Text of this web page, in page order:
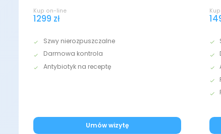
Kup on-line
1299 zł
Szwy nierozpuszczalne
Darmowa kontrola
Antybiotyk na receptę
Umów wizytę